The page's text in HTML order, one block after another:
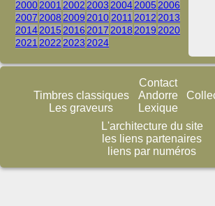
20002001 2002 2003 20042005 2006
2007 2008 2009 2010 2011 2012 2013
20142015 2016 2017 2018 2019 2020
2021 2022 2023 2024
Timbres classiques
Les graveurs
Contact
Andorre
Lexique
L'architecture du site
les liens partenaires
liens par numéros